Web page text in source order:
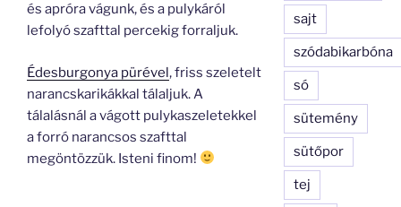
és apróra vágunk, és a pulykáról
lefolyó szafttal percekig forraljuk.
Édesburgonya pürével, friss szeletelt
narancskarikákkal tálaljuk. A
tálalásnál a vágott pulykaszeletekkel
a forró narancsos szafttal
megöntözzük. Isteni finom!
sajt
szódabikarbóna
só
sütemény
sütőpor
tej